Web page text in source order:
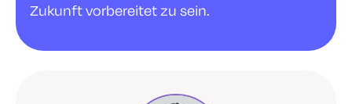
Zukunft vorbereitet zu sein.